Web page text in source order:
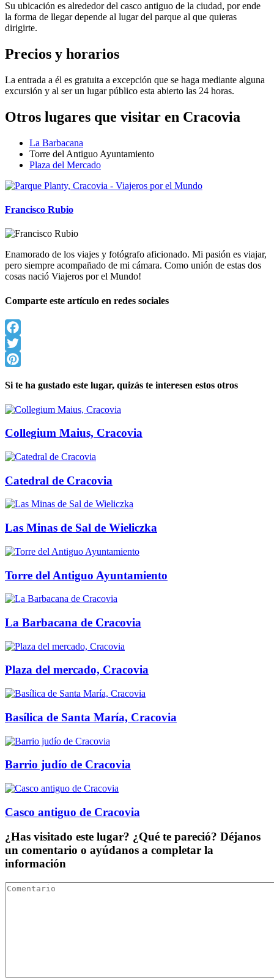
Su ubicación es alrededor del casco antiguo de la ciudad, por ende
la forma de llegar depende al lugar del parque al que quieras
dirigirte.
Precios y horarios
La entrada a él es gratuita a excepción que se haga mediante alguna
excursión y al ser un lugar público esta abierto las 24 horas.
Otros lugares que visitar en Cracovia
La Barbacana
Torre del Antiguo Ayuntamiento
Plaza del Mercado
Francisco Rubio
Enamorado de los viajes y fotógrafo aficionado. Mi pasión es viajar,
pero siempre acompañado de mi cámara. Como unión de estas dos
cosas nació Viajeros por el Mundo!
Comparte este artículo en redes sociales
Facebook
Twitter
Si te ha gustado este lugar, quizás te interesen estos otros
Collegium Maius, Cracovia
Catedral de Cracovia
Las Minas de Sal de Wieliczka
Torre del Antiguo Ayuntamiento
La Barbacana de Cracovia
Plaza del mercado, Cracovia
Basílica de Santa María, Cracovia
Barrio judío de Cracovia
Casco antiguo de Cracovia
¿Has visitado este lugar? ¿Qué te pareció? Déjanos
un comentario o ayúdanos a completar la
información